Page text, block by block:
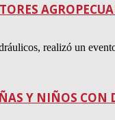
realizó un
Y NIÑOS CON